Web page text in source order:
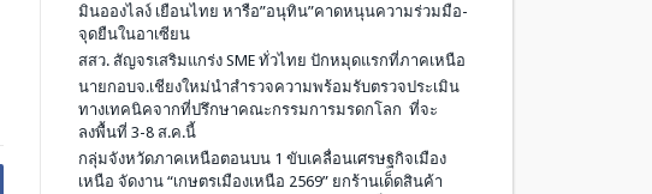
มินอองไลง์ เยือนไทย หารือ”อนุทิน”คาดหนุนความร่วมมือ-
จุดยืนในอาเซียน
สสว. สัญจรเสริมแกร่ง SME ทั่วไทย ปักหมุดแรกที่ภาคเหนือ
นายกอบจ.เชียงใหม่นำสำรวจความพร้อมรับตรวจประเมิน
ทางเทคนิคจากที่ปรึกษาคณะกรรมการมรดกโลก ที่จะ
ลงพื้นที่ 3-8 ส.ค.นี้
กลุ่มจังหวัดภาคเหนือตอนบน 1 ขับเคลื่อนเศรษฐกิจเมือง
เหนือ จัดงาน “เกษตรเมืองเหนือ 2569” ยกร้านเด็ดสินค้า